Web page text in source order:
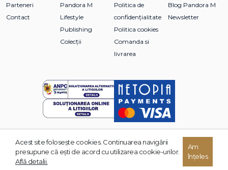
Parteneri
Contact
Pandora M
Lifestyle
Publishing
Colecții
Politica de
confidențialitate
Politica cookies
Comanda si
livrarea
Blog Pandora M
Newsletter
© 2026 Grupul Editorial TREI. Toate drepturile rezervate.
Acest site foloseşte cookies. Continuarea navigării
presupune că eşti de acord cu utilizarea cookie-urilor.
Află detalii.
Am
înțeles